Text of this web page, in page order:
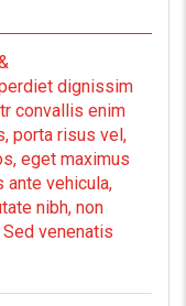
dignissim
convallis enim
porta risus vel,
eget maximus
ante vehicula,
nibh, non
venenatis